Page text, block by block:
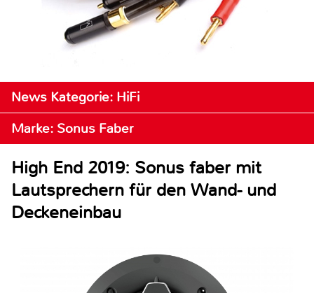
News Kategorie: HiFi
Marke: Sonus Faber
High End 2019: Sonus faber mit
Lautsprechern für den Wand- und
Deckeneinbau